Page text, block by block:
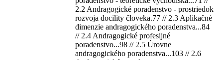
2.2 Andragogické poradenstvo - prostriedok
rozvoja docility človeka.77 // 2.3 Aplikačné
dimenzie andragogického poradenstva...84
// 2.4 Andragogické profesijné
poradenstvo...98 // 2.5 Úrovne
andragogického poradenstva...103 // 2.6